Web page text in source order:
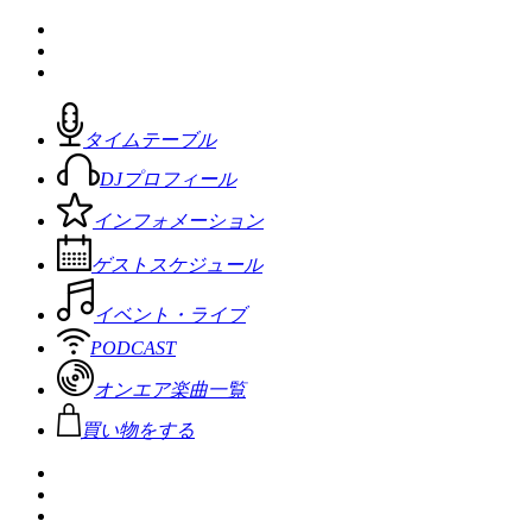
タイムテーブル
DJプロフィール
インフォメーション
ゲストスケジュール
イベント・ライブ
PODCAST
オンエア楽曲一覧
買い物をする